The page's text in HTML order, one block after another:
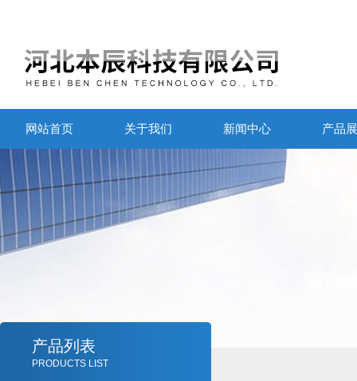
网站首页 关于我们 新闻中心 产品
产品列表
PRODUCTS LIST